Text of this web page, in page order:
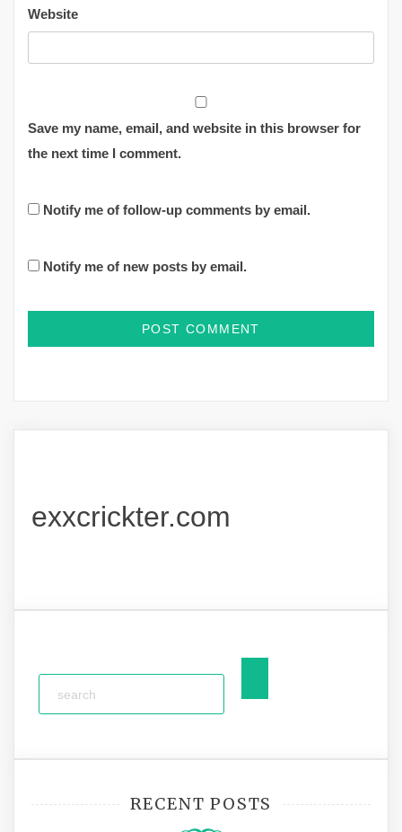
Website
Save my name, email, and website in this browser for
the next time I comment.
Notify me of follow-up comments by email.
Notify me of new posts by email.
exxcrickter.com
RECENT POSTS